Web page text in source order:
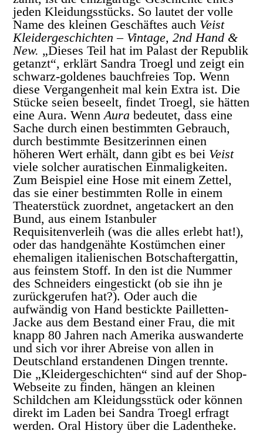
jeden Kleidungsstücks. So lautet der volle
Name des kleinen Geschäftes auch Veist
Kleidergeschichten – Vintage, 2nd Hand &
New. „Dieses Teil hat im Palast der Republik
getanzt“, erklärt Sandra Troegl und zeigt ein
schwarz-goldenes bauchfreies Top. Wenn
diese Vergangenheit mal kein Extra ist. Die
Stücke seien beseelt, findet Troegl, sie hätten
eine Aura. WennAura bedeutet, dass eine
Sache durch einen bestimmten Gebrauch,
durch bestimmte Besitzerinnen einen
höheren Wert erhält, dann gibt es bei Veist
viele solcher auratischen Einmaligkeiten.
Zum Beispiel eine Hose mit einem Zettel,
das sie einer bestimmten Rolle in einem
Theaterstück zuordnet, angetackert an den
Bund, aus einem Istanbuler
Requisitenverleih (was die alles erlebt hat!),
oder das handgenähte Kostümchen einer
ehemaligen italienischen Botschaftergattin,
aus feinstem Stoff. In den ist die Nummer
des Schneiders eingestickt (ob sie ihn je
zurückgerufen hat?). Oder auch die
aufwändig von Hand bestickte Pailletten-
Jacke aus dem Bestand einer Frau, die mit
knapp 80 Jahren nach Amerika auswanderte
und sich vor ihrer Abreise von allen in
Deutschland erstandenen Dingen trennte.
Die „Kleidergeschichten“ sind auf der Shop-
Webseite zu finden, hängen an kleinen
Schildchen am Kleidungsstück oder können
direkt im Laden bei Sandra Troegl erfragt
werden. Oral History über die Ladentheke.